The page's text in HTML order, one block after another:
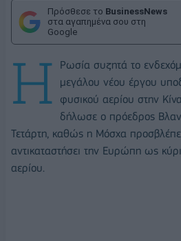
Πρόσθεσε το BusinessNews
στα αγαπημένα σου στη
Google
Η
Ρωσία συζητά το
μεγάλου νέου έργου
φυσικού αερίου στην
δήλωσε ο πρόεδρος
Τετάρτη, καθώς η Μόσχα
αντικαταστήσει την Ευρώπη ως
αερίου.